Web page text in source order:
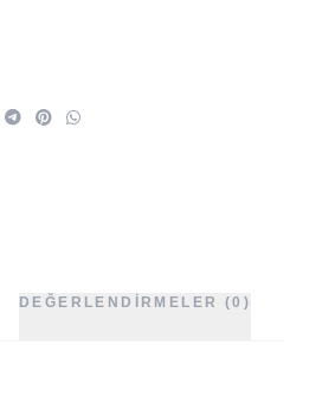
DEĞERLENDIRMELER (0)